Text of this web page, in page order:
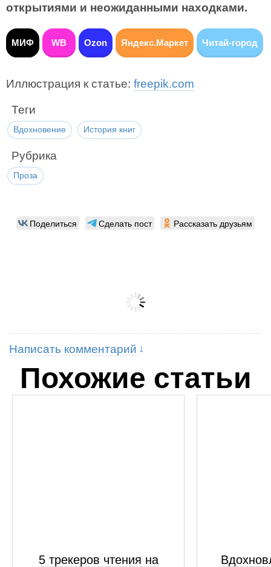
открытиями и неожиданными находками.
МИФ WB Ozon Яндекс.Маркет Читай-город
Иллюстрация к статье: freepik.com
Теги
Вдохновение История книг
Рубрика
Проза
Поделиться Сделать пост Рассказать друзьям
Написать комментарий
Похожие статьи
5 трекеров чтения на